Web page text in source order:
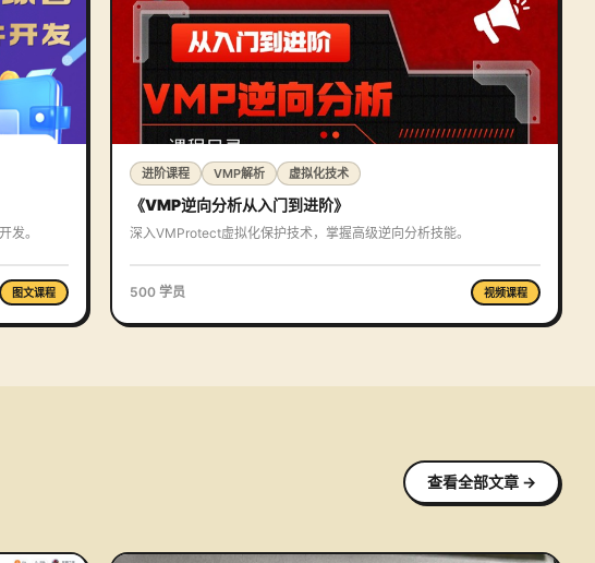
发。
图文课程
进阶课程 VMP解析 虚拟化技术
《VMP逆向分析从入门到进阶》
深入VMProtect虚拟化保护技术，掌握高级逆向分析技能。
500 学员 视频课程
查看全部文章 →